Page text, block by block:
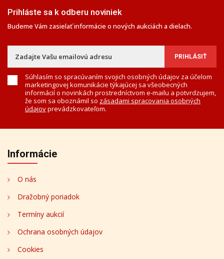
Prihláste sa k odberu noviniek
Budeme Vám zasielať informácie o nových aukciách a dielach.
Súhlasím so spracúvaním svojich osobných údajov za účelom
marketingovej komunikácie týkajúcej sa všeobecných
informácií o novinkách prostredníctvom e-mailu a potvrdzujem,
že som sa oboznámil so zásadami spracovania osobných
údajovprevádzkovateľom.
Informácie
O nás
Dražobný poriadok
Termíny aukcií
Ochrana osobných údajov
Cookies